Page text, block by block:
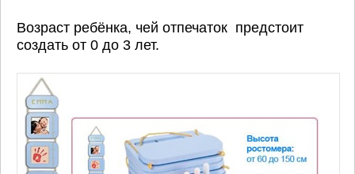
Возраст ребёнка, чей отпечаток предстоит
создать от 0 до 3 лет.